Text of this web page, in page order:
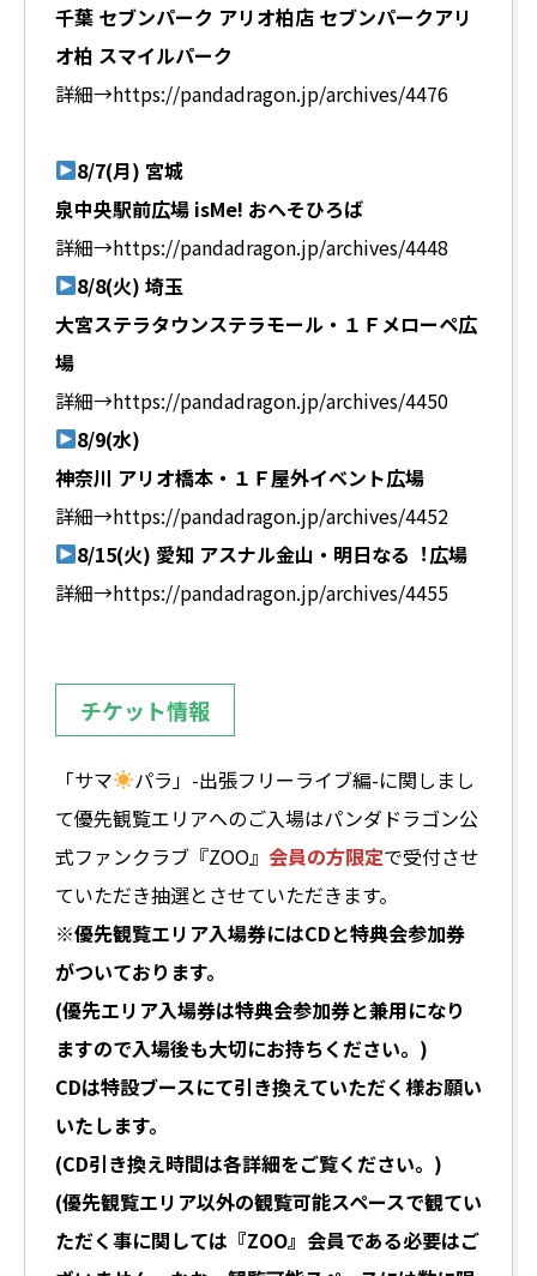
千葉 セブンパーク アリオ柏店 セブンパークアリ
オ柏 スマイルパーク
詳細→https://pandadragon.jp/archives/4476
8/7(月) 宮城
泉中央駅前広場 isMe! おへそひろば
詳細→https://pandadragon.jp/archives/4448
8/8(火) 埼玉
⼤宮ステラタウンステラモール・１Ｆメローペ広
場
詳細→https://pandadragon.jp/archives/4450
8/9(水)
神奈川 アリオ橋本・１Ｆ屋外イベント広場
詳細→https://pandadragon.jp/archives/4452
8/15(火) 愛知 アスナル⾦⼭・明⽇なる︕広場
詳細→https://pandadragon.jp/archives/4455
チケット情報
「サマ
パラ」-出張フリーライブ編-に関しまし
て優先観覧エリアへのご入場はパンダドラゴン公
式ファンクラブ『ZOO』 会員の方限定で受付させ
ていただき抽選とさせていただきます。
※優先観覧エリア入場券にはCDと特典会参加券
がついております。
(優先エリア入場券は特典会参加券と兼用になり
ますので入場後も大切にお持ちください。)
CDは特設ブースにて引き換えていただく様お願い
いたします。
(CD引き換え時間は各詳細をご覧ください。)
(優先観覧エリア以外の観覧可能スペースで観てい
ただく事に関しては『ZOO』会員である必要はご